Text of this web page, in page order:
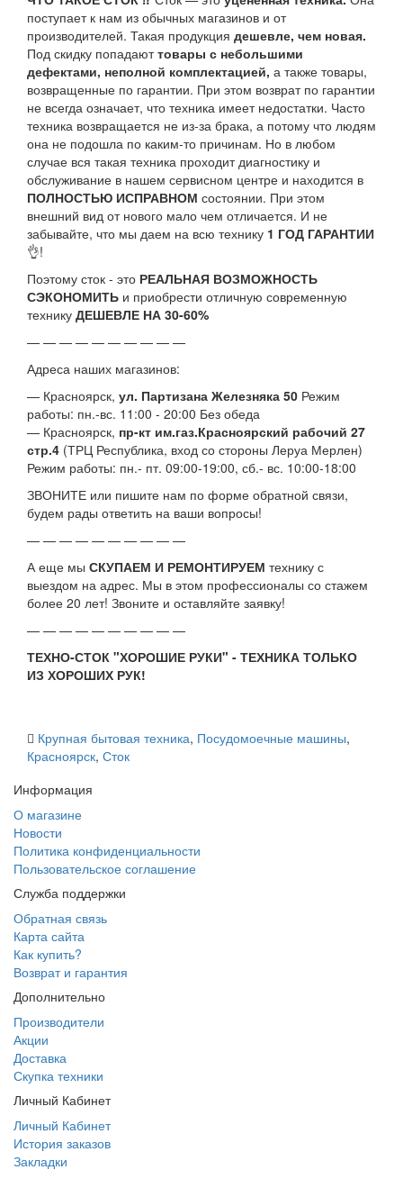
поступает к нам из обычных магазинов и от
производителей. Такая продукция дешевле, чем новая.
Под скидку попадаюттовары с небольшими
дефектами, неполной комплектацией, а также товары,
возвращенные по гарантии. При этом возврат по гарантии
не всегда означает, что техника имеет недостатки. Часто
техника возвращается не из-за брака, а потому что людям
она не подошла по каким-то причинам. Но в любом
случае вся такая техника проходит диагностику и
обслуживание в нашем сервисном центре и находится в
ПОЛНОСТЬЮ ИСПРАВНОМ состоянии. При этом
внешний вид от нового мало чем отличается. И не
забывайте, что мы даем на всю технику 1 ГОД ГАРАНТИИ
👌!
Поэтому сток - это РЕАЛЬНАЯ ВОЗМОЖНОСТЬ
СЭКОНОМИТЬ и приобрести отличную современную
технику ДЕШЕВЛЕ НА 30-60%
— — — — — — — — — —
Адреса наших магазинов:
— Красноярск, ул. Партизана Железняка 50 Режим
работы: пн.-вс. 11:00 - 20:00 Без обеда
— Красноярск, пр-кт им.газ.Красноярский рабочий 27
стр.4 (ТРЦ Республика, вход со стороны Леруа Мерлен)
Режим работы: пн.- пт. 09:00-19:00, сб.- вс. 10:00-18:00
ЗВОНИТЕ или пишите нам по форме обратной связи,
будем рады ответить на ваши вопросы!
— — — — — — — — — —
А еще мы СКУПАЕМ И РЕМОНТИРУЕМ технику с
выездом на адрес. Мы в этом профессионалы со стажем
более 20 лет! Звоните и оставляйте заявку!
— — — — — — — — — —
ТЕХНО-СТОК "ХОРОШИЕ РУКИ" - ТЕХНИКА ТОЛЬКО
ИЗ ХОРОШИХ РУК!
Крупная бытовая техника, Посудомоечные машины,
Красноярск, Сток
Информация
О магазине
Новости
Политика конфиденциальности
Пользовательское соглашение
Служба поддержки
Обратная связь
Карта сайта
Как купить?
Возврат и гарантия
Дополнительно
Производители
Акции
Доставка
Скупка техники
Личный Кабинет
Личный Кабинет
История заказов
Закладки